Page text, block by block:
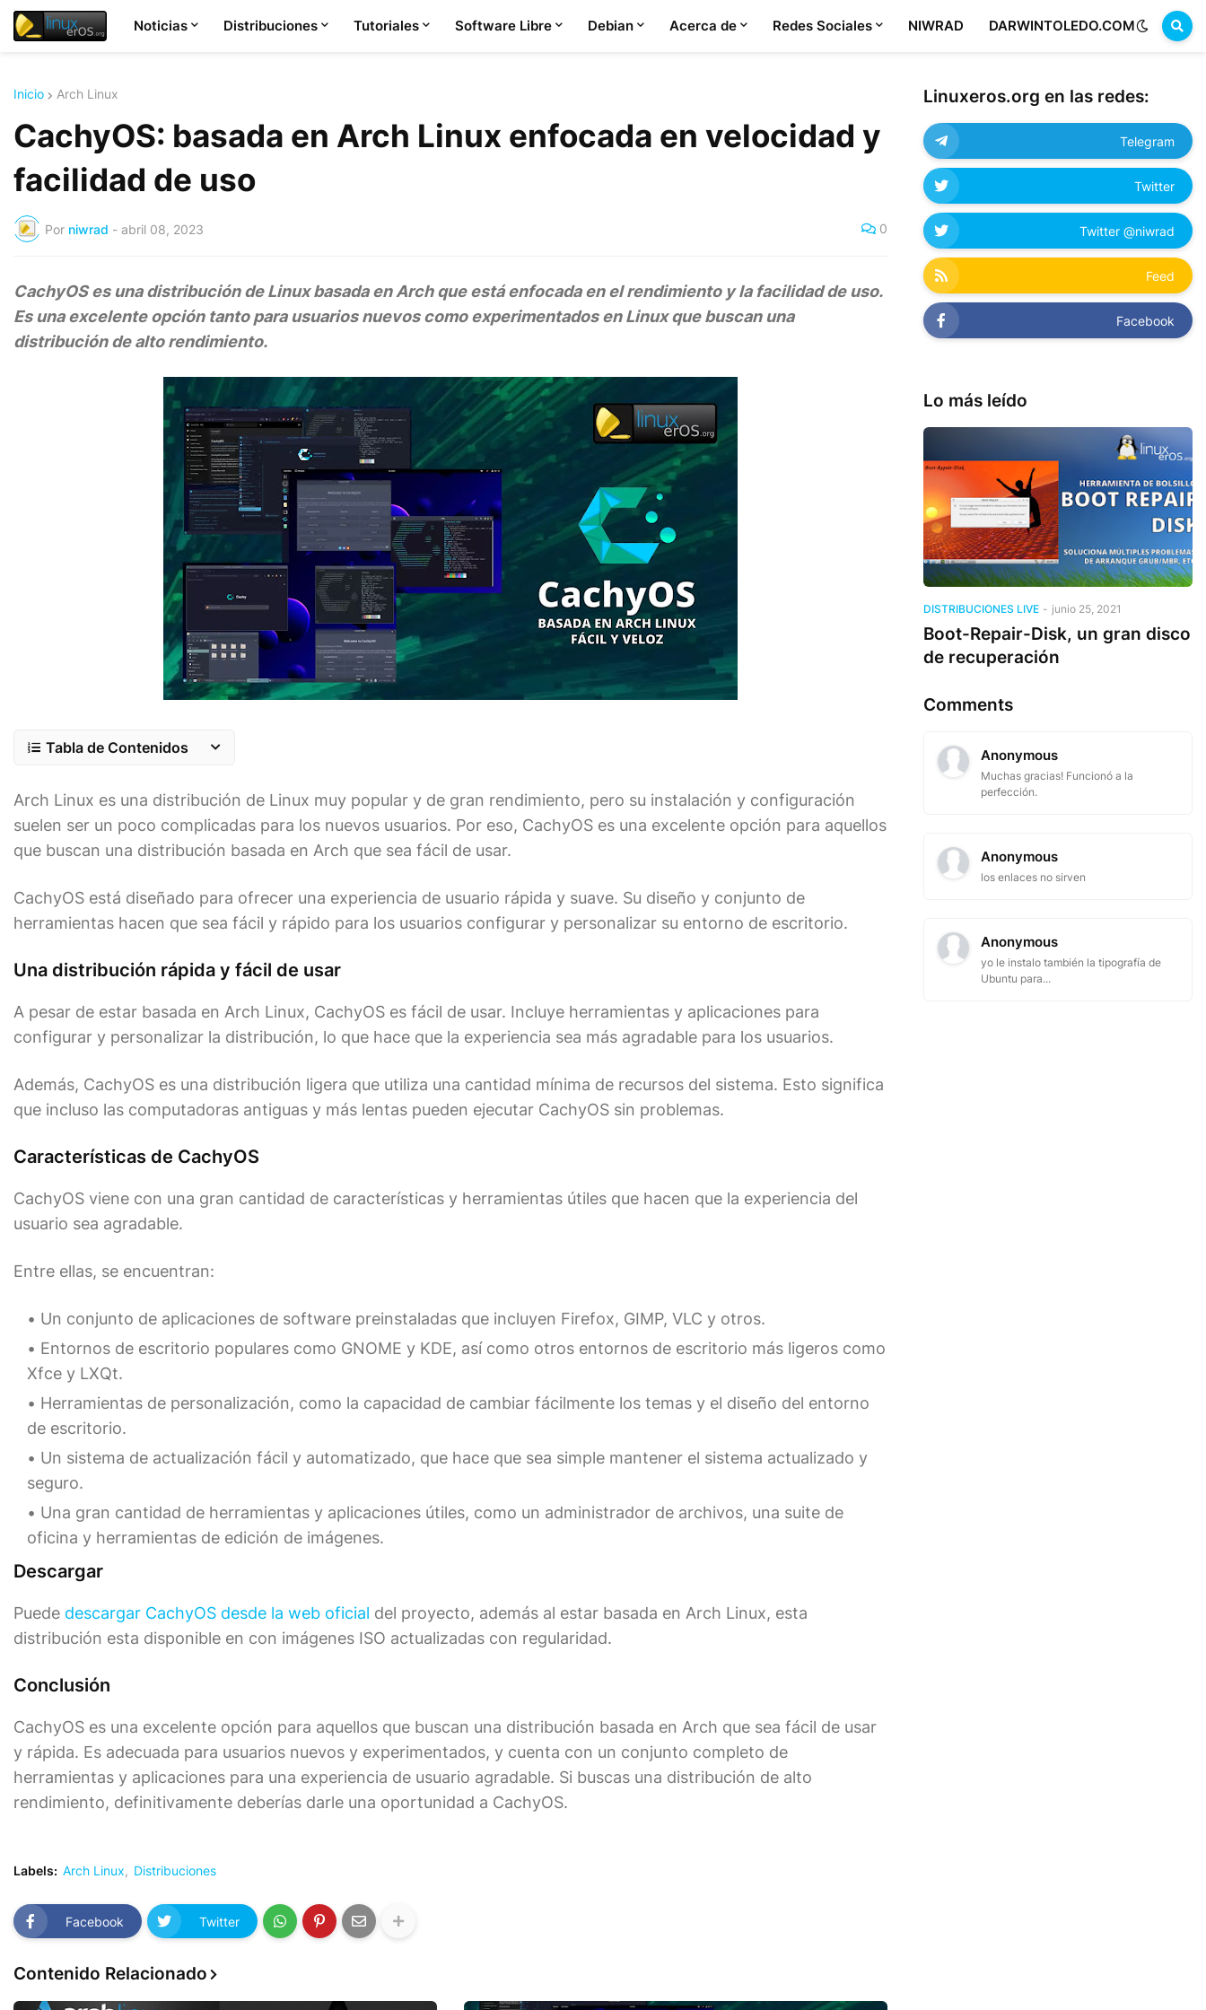
Noticias Distribuciones Tutoriales Software Libre Debian Acerca de Redes Sociales NIWRAD DARWINTOLEDO.COM
Inicio Arch Linux
CachyOS: basada en Arch Linux enfocada en velocidad y
facilidad de uso
Por niwrad - abril 08, 2023 0
CachyOS es una distribución de Linux basada en Arch que está enfocada en el rendimiento y la facilidad de uso.
Es una excelente opción tanto para usuarios nuevos como experimentados en Linux que buscan una
distribución de alto rendimiento.
Tabla de Contenidos
Arch Linux es una distribución de Linux muy popular y de gran rendimiento, pero su instalación y configuración
suelen ser un poco complicadas para los nuevos usuarios. Por eso, CachyOS es una excelente opción para aquellos
que buscan una distribución basada en Arch que sea fácil de usar.
CachyOS está diseñado para ofrecer una experiencia de usuario rápida y suave. Su diseño y conjunto de
herramientas hacen que sea fácil y rápido para los usuarios configurar y personalizar su entorno de escritorio.
Una distribución rápida y fácil de usar
A pesar de estar basada en Arch Linux, CachyOS es fácil de usar. Incluye herramientas y aplicaciones para
configurar y personalizar la distribución, lo que hace que la experiencia sea más agradable para los usuarios.
Además, CachyOS es una distribución ligera que utiliza una cantidad mínima de recursos del sistema. Esto significa
que incluso las computadoras antiguas y más lentas pueden ejecutar CachyOS sin problemas.
Características de CachyOS
CachyOS viene con una gran cantidad de características y herramientas útiles que hacen que la experiencia del
usuario sea agradable.
Entre ellas, se encuentran:
Un conjunto de aplicaciones de software preinstaladas que incluyen Firefox, GIMP, VLC y otros.
Entornos de escritorio populares como GNOME y KDE, así como otros entornos de escritorio más ligeros como
Xfce y LXQt.
Herramientas de personalización, como la capacidad de cambiar fácilmente los temas y el diseño del entorno
de escritorio.
Un sistema de actualización fácil y automatizado, que hace que sea simple mantener el sistema actualizado y
seguro.
Una gran cantidad de herramientas y aplicaciones útiles, como un administrador de archivos, una suite de
oficina y herramientas de edición de imágenes.
Descargar
Puede descargar CachyOS desde la web oficial del proyecto, además al estar basada en Arch Linux, esta
distribución esta disponible en con imágenes ISO actualizadas con regularidad.
Conclusión
CachyOS es una excelente opción para aquellos que buscan una distribución basada en Arch que sea fácil de usar
y rápida. Es adecuada para usuarios nuevos y experimentados, y cuenta con un conjunto completo de
herramientas y aplicaciones para una experiencia de usuario agradable. Si buscas una distribución de alto
rendimiento, definitivamente deberías darle una oportunidad a CachyOS.
Labels: Arch Linux Distribuciones
Facebook Twitter
Contenido Relacionado
Linuxeros.org en las redes:
Telegram
Twitter
Twitter @niwrad
Feed
Facebook
Lo más leído
DISTRIBUCIONES LIVE - junio 25, 2021
Boot-Repair-Disk, un gran disco
de recuperación
Comments
Anonymous
Muchas gracias! Funcionó a la
perfección.
Anonymous
los enlaces no sirven
Anonymous
yo le instalo también la tipografía de
Ubuntu para...